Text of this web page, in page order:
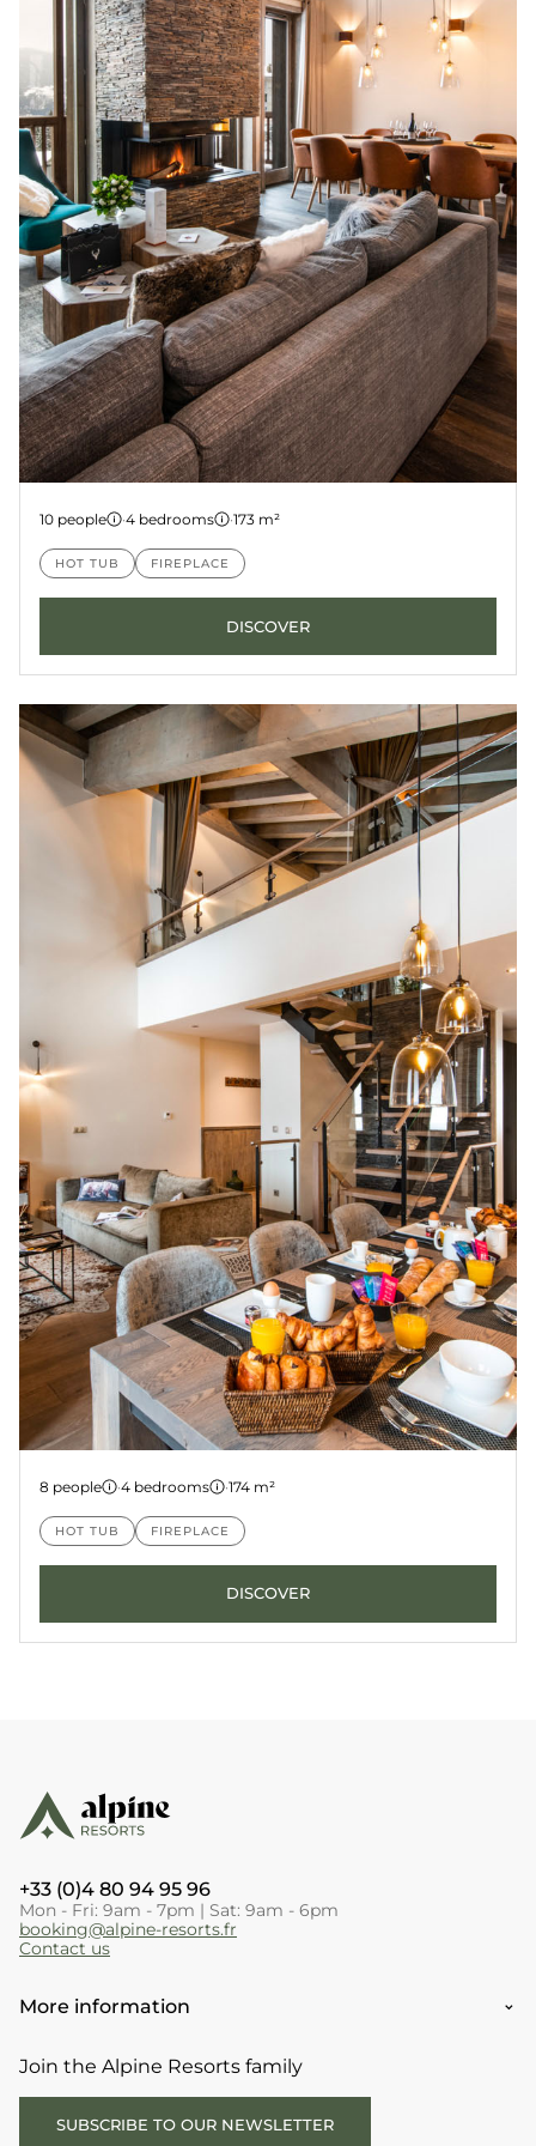
COURCHEVEL YELLOWSTONE
10 people ·4 bedrooms ·173 m²
HOT TUB FIREPLACE
DISCOVER
COURCHEVELYELLOWSTONE
8 people ·4 bedrooms ·174 m²
HOT TUB FIREPLACE
DISCOVER
+33 (0)4 80 94 95 96
Mon - Fri: 9am - 7pm | Sat: 9am - 6pm
booking@alpine-resorts.fr
Contact us
More information
Join the Alpine Resorts family
SUBSCRIBE TO OUR NEWSLETTER